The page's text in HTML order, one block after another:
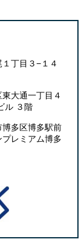
丁目３−１４
大通一丁目４
ル ３階
多区博多駅前
レミアム博多